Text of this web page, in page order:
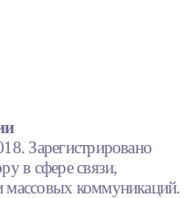
Зарегистрировано
в сфере связи,
коммуникаций.